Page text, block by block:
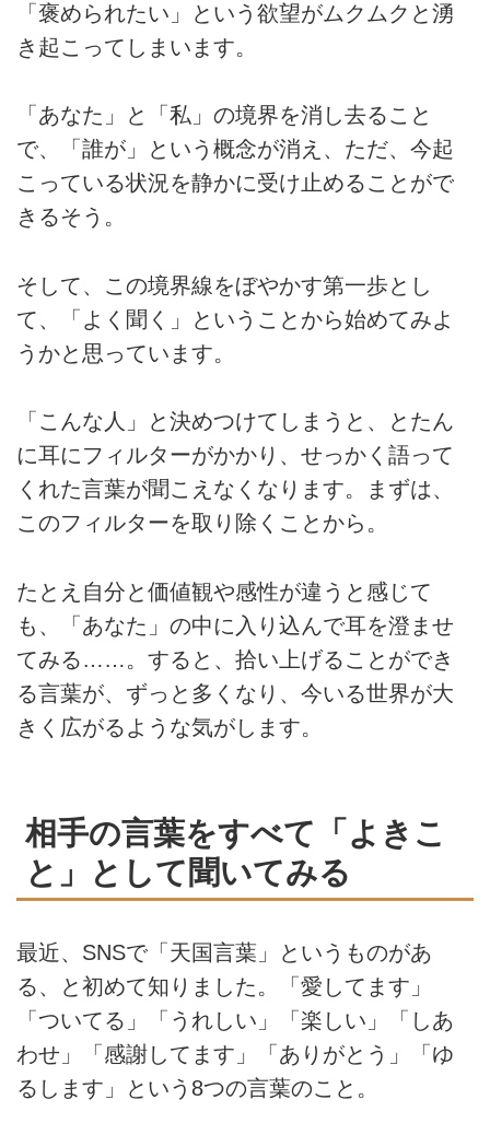
「褒められたい」という欲望がムクムクと湧
き起こってしまいます。
「あなた」と「私」の境界を消し去ること
で、「誰が」という概念が消え、ただ、今起
こっている状況を静かに受け止めることがで
きるそう。
そして、この境界線をぼやかす第一歩とし
て、「よく聞く」ということから始めてみよ
うかと思っています。
「こんな人」と決めつけてしまうと、とたん
に耳にフィルターがかかり、せっかく語って
くれた言葉が聞こえなくなります。まずは、
このフィルターを取り除くことから。
たとえ自分と価値観や感性が違うと感じて
も、「あなた」の中に入り込んで耳を澄ませ
てみる……。すると、拾い上げることができ
る言葉が、ずっと多くなり、今いる世界が大
きく広がるような気がします。
相手の言葉をすべて「よきこ
と」として聞いてみる
最近、SNSで「天国言葉」というものがあ
る、と初めて知りました。「愛してます」
「ついてる」「うれしい」「楽しい」「しあ
わせ」「感謝してます」「ありがとう」「ゆ
るします」という8つの言葉のこと。